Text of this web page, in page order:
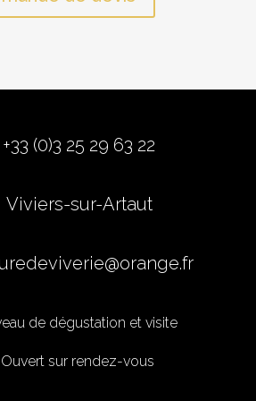
+33 (0)3 25 29 63 22
Viviers-sur-Artaut
de dégustation et visite
Ouvert sur rendez-vous